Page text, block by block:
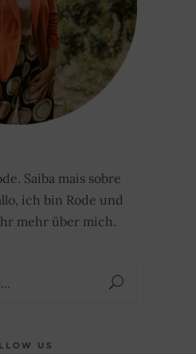
Saiba mais sobre
ich bin Rode und
mehr über mich.
US